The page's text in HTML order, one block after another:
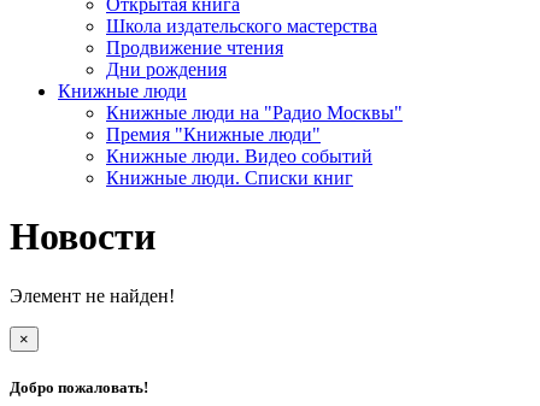
Открытая книга
Школа издательского мастерства
Продвижение чтения
Дни рождения
Книжные люди
Книжные люди на "Радио Москвы"
Премия "Книжные люди"
Книжные люди. Видео событий
Книжные люди. Списки книг
Новости
Элемент не найден!
×
Добро пожаловать!